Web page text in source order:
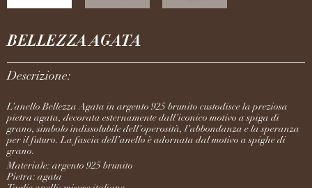
BELLEZZA AGATA
Descrizione:
L’anello Bellezza Agata in argento 925 brunito custodisce la preziosa
pietra agata, decorata esternamente dall’iconico motivo a spiga di
grano, simbolo indissolubile dell’operosità, l’abbondanza e la speranza
per il futuro. La fascia dell’anello è adornata dal motivo a spighe di
grano.
Materiale: argento 925 brunito
Pietra: agata